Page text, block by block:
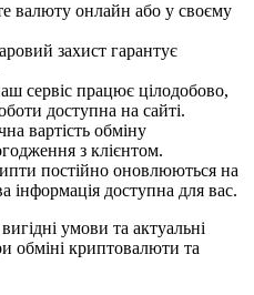
валюту онлайн або у своєму
захист гарантує
сервіс працює цілодобово,
доступна на сайті.
вартість обміну
з клієнтом.
постійно оновлюються на
інформація доступна для вас.
умови та актуальні
обміні криптовалюти та